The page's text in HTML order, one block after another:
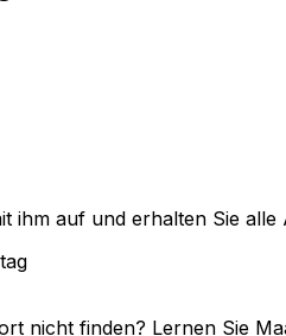
ihm auf und erhalten Sie
nicht finden? Lernen Sie